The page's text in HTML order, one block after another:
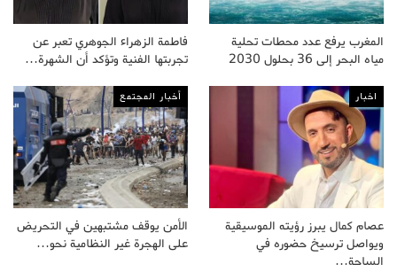
المغرب يرفع عدد محطات تحلية
مياه البحر إلى 36 بحلول 2030
فاطمة الزهراء الجوهري تعبر عن
تجربتها الفنية وتؤكد أن الشهرة…
اخبار
عصام كمال يبرز رؤيته الموسيقية
ويواصل ترسيخ حضوره في
الساحة…
أخبار المجتمع
الأمن يوقف مشتبهين في التحريض
على الهجرة غير النظامية نحو…